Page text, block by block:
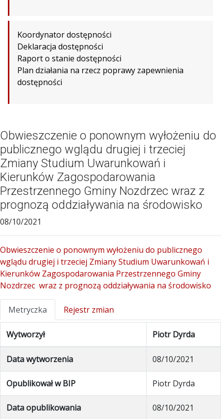
Koordynator dostępności
Deklaracja dostępności
Raport o stanie dostępności
Plan działania na rzecz poprawy zapewnienia
dostępności
Obwieszczenie o ponownym wyłożeniu do
publicznego wglądu drugiej i trzeciej
Zmiany Studium Uwarunkowań i
Kierunków Zagospodarowania
Przestrzennego Gminy Nozdrzec wraz z
prognozą oddziaływania na środowisko
08/10/2021
Obwieszczenie o ponownym wyłożeniu do publicznego
wglądu drugiej i trzeciej Zmiany Studium Uwarunkowań i
Kierunków Zagospodarowania Przestrzennego Gminy
Nozdrzec wraz z prognozą oddziaływania na środowisko
Metryczka Rejestr zmian
Wytworzył Piotr Dyrda
Data wytworzenia 08/10/2021
Opublikował w BIP Piotr Dyrda
Data opublikowania 08/10/2021